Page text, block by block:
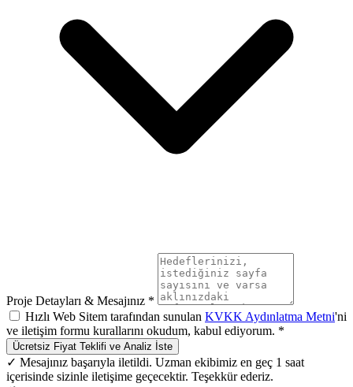
Proje Detayları & Mesajınız *
Hızlı Web Sitem tarafından sunulan KVKK Aydınlatma Metni'ni
ve iletişim formu kurallarını okudum, kabul ediyorum. *
Ücretsiz Fiyat Teklifi ve Analiz İste
✓ Mesajınız başarıyla iletildi. Uzman ekibimiz en geç 1 saat
içerisinde sizinle iletişime geçecektir. Teşekkür ederiz.